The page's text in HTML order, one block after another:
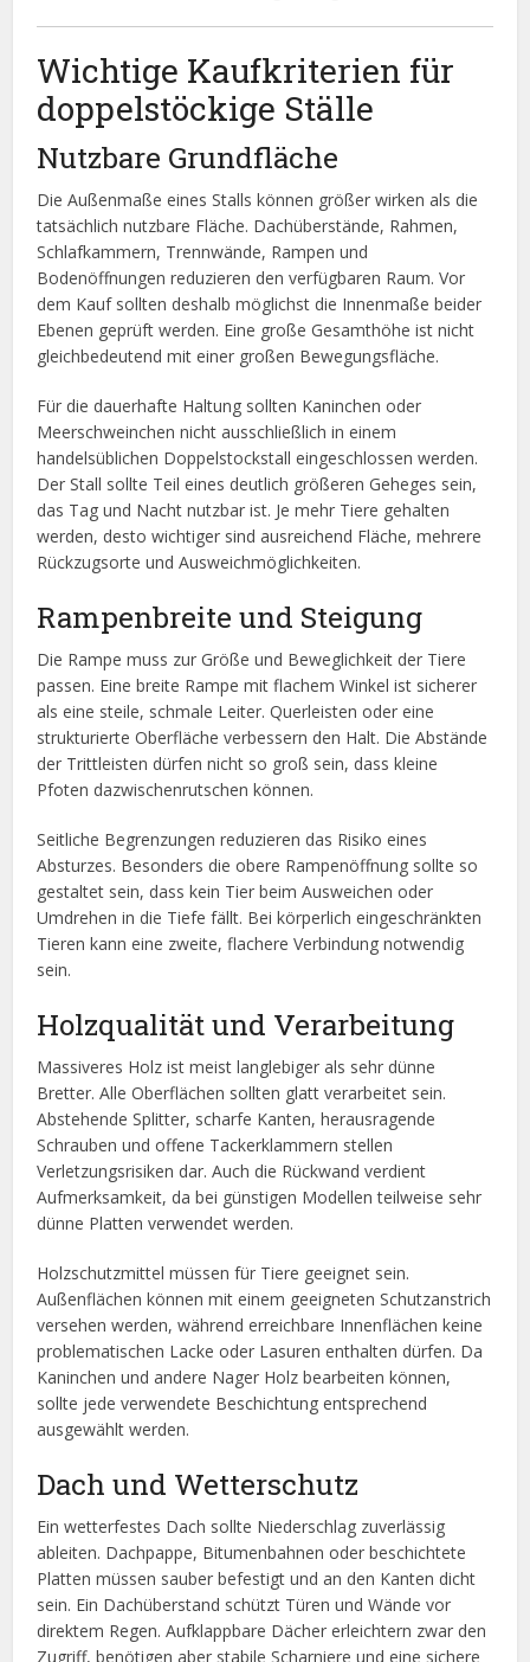
Wichtige Kaufkriterien für
doppelstöckige Ställe
Nutzbare Grundfläche
Die Außenmaße eines Stalls können größer wirken als die
tatsächlich nutzbare Fläche. Dachüberstände, Rahmen,
Schlafkammern, Trennwände, Rampen und
Bodenöffnungen reduzieren den verfügbaren Raum. Vor
dem Kauf sollten deshalb möglichst die Innenmaße beider
Ebenen geprüft werden. Eine große Gesamthöhe ist nicht
gleichbedeutend mit einer großen Bewegungsfläche.
Für die dauerhafte Haltung sollten Kaninchen oder
Meerschweinchen nicht ausschließlich in einem
handelsüblichen Doppelstockstall eingeschlossen werden.
Der Stall sollte Teil eines deutlich größeren Geheges sein,
das Tag und Nacht nutzbar ist. Je mehr Tiere gehalten
werden, desto wichtiger sind ausreichend Fläche, mehrere
Rückzugsorte und Ausweichmöglichkeiten.
Rampenbreite und Steigung
Die Rampe muss zur Größe und Beweglichkeit der Tiere
passen. Eine breite Rampe mit flachem Winkel ist sicherer
als eine steile, schmale Leiter. Querleisten oder eine
strukturierte Oberfläche verbessern den Halt. Die Abstände
der Trittleisten dürfen nicht so groß sein, dass kleine
Pfoten dazwischenrutschen können.
Seitliche Begrenzungen reduzieren das Risiko eines
Absturzes. Besonders die obere Rampenöffnung sollte so
gestaltet sein, dass kein Tier beim Ausweichen oder
Umdrehen in die Tiefe fällt. Bei körperlich eingeschränkten
Tieren kann eine zweite, flachere Verbindung notwendig
sein.
Holzqualität und Verarbeitung
Massiveres Holz ist meist langlebiger als sehr dünne
Bretter. Alle Oberflächen sollten glatt verarbeitet sein.
Abstehende Splitter, scharfe Kanten, herausragende
Schrauben und offene Tackerklammern stellen
Verletzungsrisiken dar. Auch die Rückwand verdient
Aufmerksamkeit, da bei günstigen Modellen teilweise sehr
dünne Platten verwendet werden.
Holzschutzmittel müssen für Tiere geeignet sein.
Außenflächen können mit einem geeigneten Schutzanstrich
versehen werden, während erreichbare Innenflächen keine
problematischen Lacke oder Lasuren enthalten dürfen. Da
Kaninchen und andere Nager Holz bearbeiten können,
sollte jede verwendete Beschichtung entsprechend
ausgewählt werden.
Dach und Wetterschutz
Ein wetterfestes Dach sollte Niederschlag zuverlässig
ableiten. Dachpappe, Bitumenbahnen oder beschichtete
Platten müssen sauber befestigt und an den Kanten dicht
sein. Ein Dachüberstand schützt Türen und Wände vor
direktem Regen. Aufklappbare Dächer erleichtern zwar den
Zugriff, benötigen aber stabile Scharniere und eine sichere